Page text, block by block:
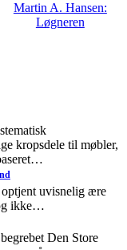
Martin A. Hansen:
Løgneren
kropsdele til møbler,
uvisnelig ære
ikke…
Den Store